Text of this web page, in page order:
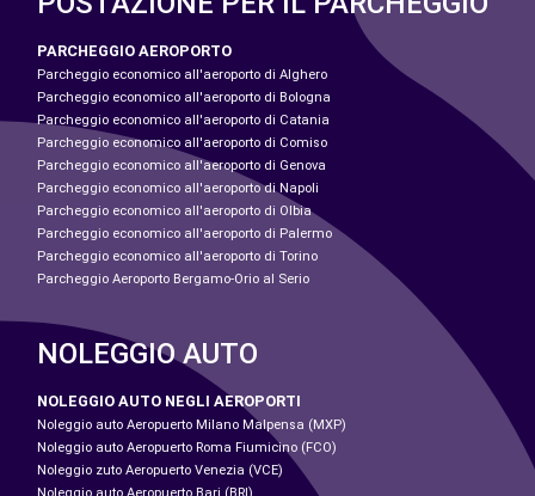
PARCHEGGIO AEROPORTO
Parcheggio economico all'aeroporto di Alghero
Parcheggio economico all'aeroporto di Bologna
Parcheggio economico all'aeroporto di Catania
Parcheggio economico all'aeroporto di Comiso
Parcheggio economico all'aeroporto di Genova
Parcheggio economico all'aeroporto di Napoli
Parcheggio economico all'aeroporto di Olbia
Parcheggio economico all'aeroporto di Palermo
Parcheggio economico all'aeroporto di Torino
Parcheggio Aeroporto Bergamo-Orio al Serio
NOLEGGIO AUTO
NOLEGGIO AUTO NEGLI AEROPORTI
Noleggio auto Aeropuerto Milano Malpensa (MXP)
Noleggio auto Aeropuerto Roma Fiumicino (FCO)
Noleggio zuto Aeropuerto Venezia (VCE)
Noleggio auto Aeropuerto Bari (BRI)